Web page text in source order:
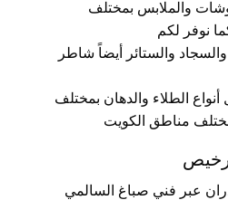
والملابس بمختلف
نوفر لكم
والستائر أيضاً شاطر
الطلاء والدهان بمختلف
مختلف مناطق الكويت
عبر فني صباغ السالمي